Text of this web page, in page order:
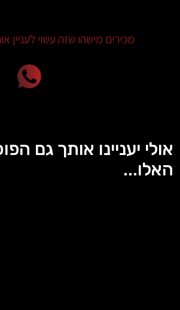
מכירים מישהו שזה עשוי לעניין
אולי יעניינו אותך גם
האלו...